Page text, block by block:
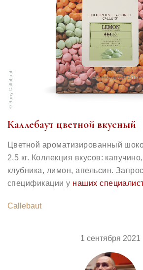
Каллебаут цветной вкусный
Цветной ароматизированный
2,5 кг. Коллекция вкусов:
клубника, лимон, апельсин.
спецификации у наших
Callebaut
1 сентября 2021